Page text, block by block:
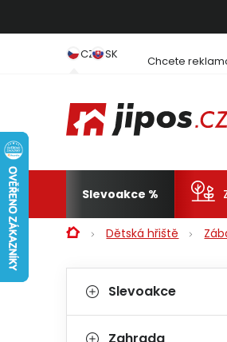
CZ SK
Chcete
Slevoakce
DomůDětská hřiště
Postranní panel
Kategorie
Slevoakce